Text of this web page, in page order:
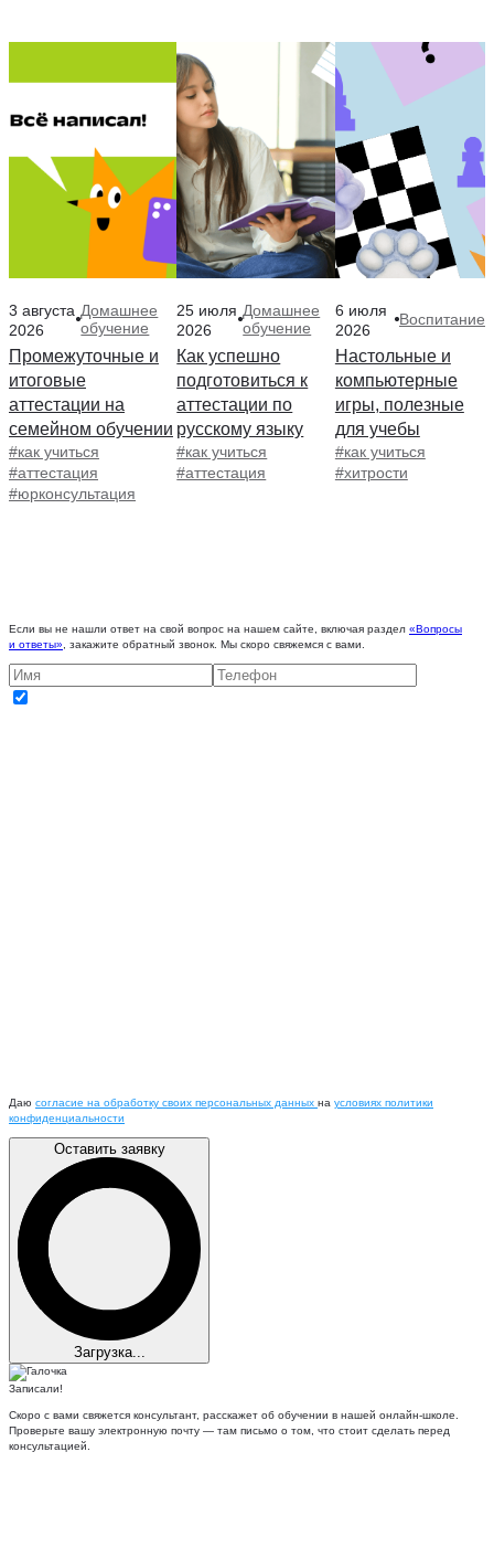
3 августа
2026
Домашнее
обучение
Промежуточные и
итоговые
аттестации на
семейном обучении
#как учиться
#аттестация
#юрконсультация
25 июля
2026
Домашнее
обучение
Как успешно
подготовиться к
аттестации по
русскому языку
#как учиться
#аттестация
6 июля
2026
Воспитание
Настольные и
компьютерные
игры, полезные
для учебы
#как учиться
#хитрости
Если вы не нашли ответ на свой вопрос на нашем сайте, включая раздел «Вопросы
и ответы» , закажите обратный звонок. Мы скоро свяжемся с вами.
Даю согласие на обработку своих персональных данных на условиях политики
конфиденциальности
Оставить заявку
Загрузка...
Записали!
Скоро с вами свяжется консультант, расскажет об обучении в нашей онлайн-школе.
Проверьте вашу электронную почту — там письмо о том, что стоит сделать перед
консультацией.